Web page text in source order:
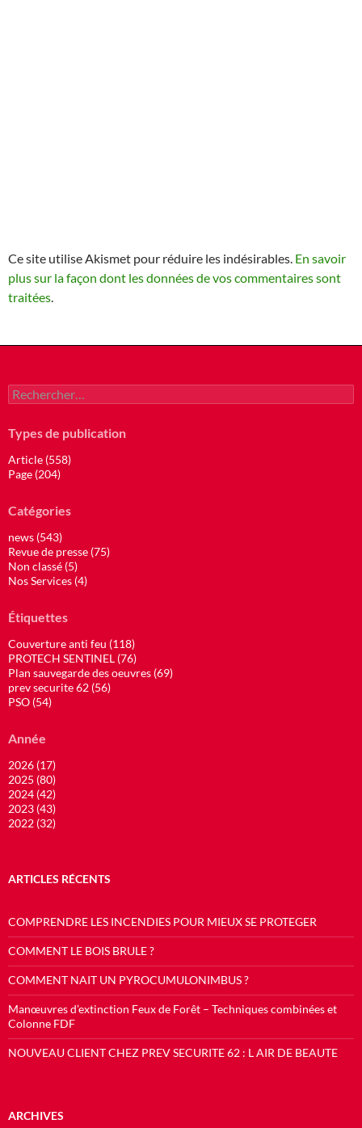
Ce site utilise Akismet pour réduire les indésirables. En savoir
plus sur la façon dont les données de vos commentaires sont
traitées.
Rechercher :
Types de publication
Article (558)
Page (204)
Catégories
news (543)
Revue de presse (75)
Non classé (5)
Nos Services (4)
Étiquettes
Couverture anti feu (118)
PROTECH SENTINEL (76)
Plan sauvegarde des oeuvres (69)
prev securite 62 (56)
PSO (54)
Année
2026 (17)
2025 (80)
2024 (42)
2023 (43)
2022 (32)
ARTICLES RÉCENTS
COMPRENDRE LES INCENDIES POUR MIEUX SE PROTEGER
COMMENT LE BOIS BRULE ?
COMMENT NAIT UN PYROCUMULONIMBUS ?
Manœuvres d’extinction Feux de Forêt – Techniques combinées et
Colonne FDF
NOUVEAU CLIENT CHEZ PREV SECURITE 62 : L AIR DE BEAUTE
ARCHIVES